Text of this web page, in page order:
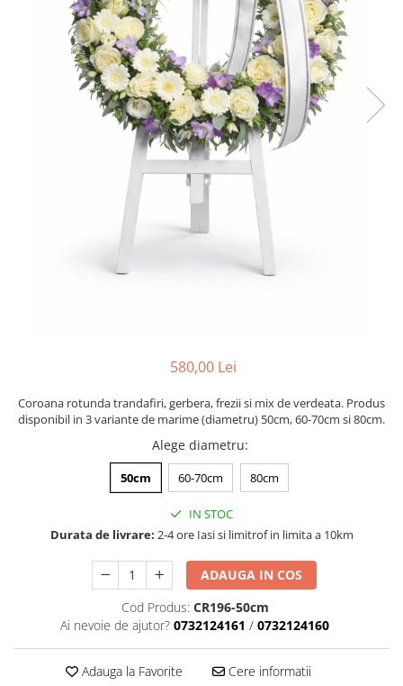
580,00 Lei
Coroana rotunda trandafiri, gerbera, frezii si mix de verdeata. Produs
disponibil in 3 variante de marime (diametru) 50cm, 60-70cm si 80cm.
Alege diametru:
50cm 60-70cm 80cm
IN STOC
Durata de livrare: 2-4 ore Iasi si limitrof in limita a 10km
ADAUGA IN COS
Cod Produs: CR196-50cm
Ai nevoie de ajutor? 0732124161 / 0732124160
Adauga la Favorite Cere informatii